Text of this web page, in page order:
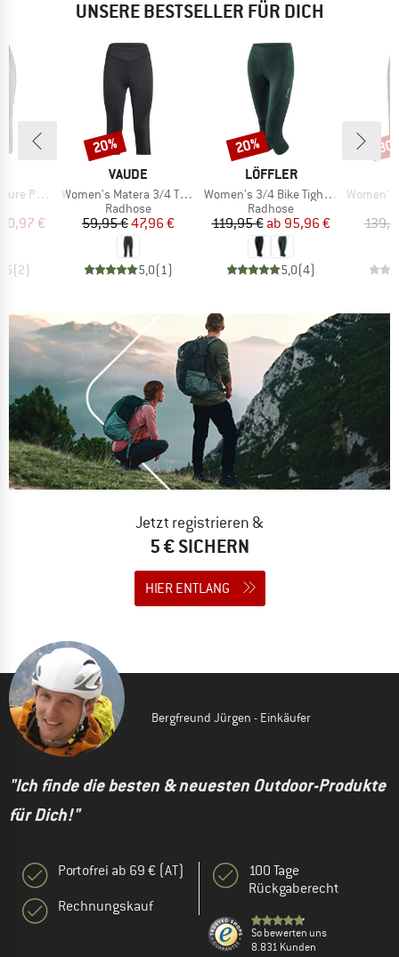
UNSERE BESTSELLER FÜR DICH
3/4
Preis
90,97 €
(2)
MARKE
VAUDE
Artikel
Women's Matera 3/4 Tights
Produktgruppe
Radhose
Preis
59,95 €reduzierter Preis
47,96 €
5,0(1 )
Rabatt
20%
MARKE
LÖFFLER
Artikel
Women's 3/4 Bike Tights Tour II
Produktgruppe
Radhose
Preis
119,95 € reduzierter Preis
ab 95,96 €
5,0(4)
Rabatt
20%
Artikel
Women's
Jetzt registrieren &
5 € SICHERN
HIER ENTLANG
Bergfreund Jürgen - Einkäufer
"Ich finde die besten & neuesten Outdoor-Produkte
für Dich!"
Portofrei ab 69 € (AT)
Rechnungskauf
100 Tage
Rückgaberecht
So bewerten uns
8.831 Kunden